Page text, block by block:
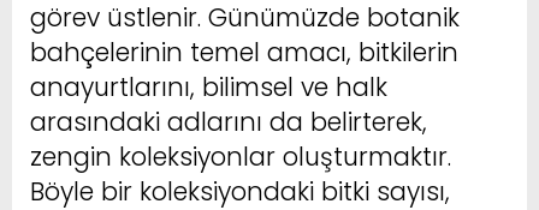
görev üstlenir. Günümüzde botanik
bahçelerinin temel amacı, bitkilerin
anayurtlarını, bilimsel ve halk
arasındaki adlarını da belirterek,
zengin koleksiyonlar oluşturmaktır.
Böyle bir koleksiyondaki bitki sayısı,